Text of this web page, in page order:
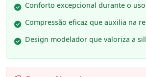
Conforto excepcional durante o
Compressão eficaz que auxilia na
Design modelador que valoriza a